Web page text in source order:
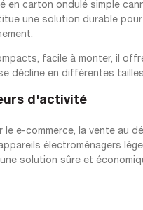
en carton ondulé simple
une solution durable
facile à monter, il
décline en différentes
d'activité
le e-commerce, la vente au
électroménagers
solution sûre et